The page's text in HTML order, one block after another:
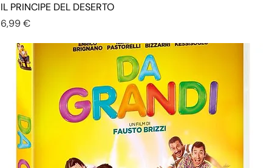
IL PRINCIPE DEL DESERTO
Prezzo
6,99 €